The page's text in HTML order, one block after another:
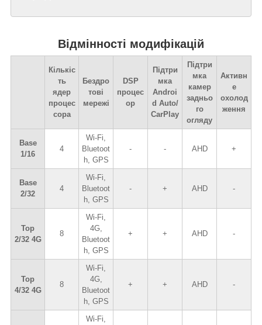
Відмінності модифікацій
Кількіс
ть
ядер
процес
сора
Бездро
тові
мережі
DSP
процес
ор
Підтри
мка
Androi
d Auto/
CarPlay
Підтри
мка
камер
задньо
го
огляду
Активн
е
охолод
ження
Base
1/16
4
Wi-Fi,
Bluetoot
h, GPS
- - AHD +
Base
2/32
4
Wi-Fi,
Bluetoot
h, GPS
- + AHD -
Top
2/32 4G
8
Wi-Fi,
4G,
Bluetoot
h, GPS
+ + AHD -
Top
4/32 4G
8
Wi-Fi,
4G,
Bluetoot
h, GPS
+ + AHD -
Wi-Fi,